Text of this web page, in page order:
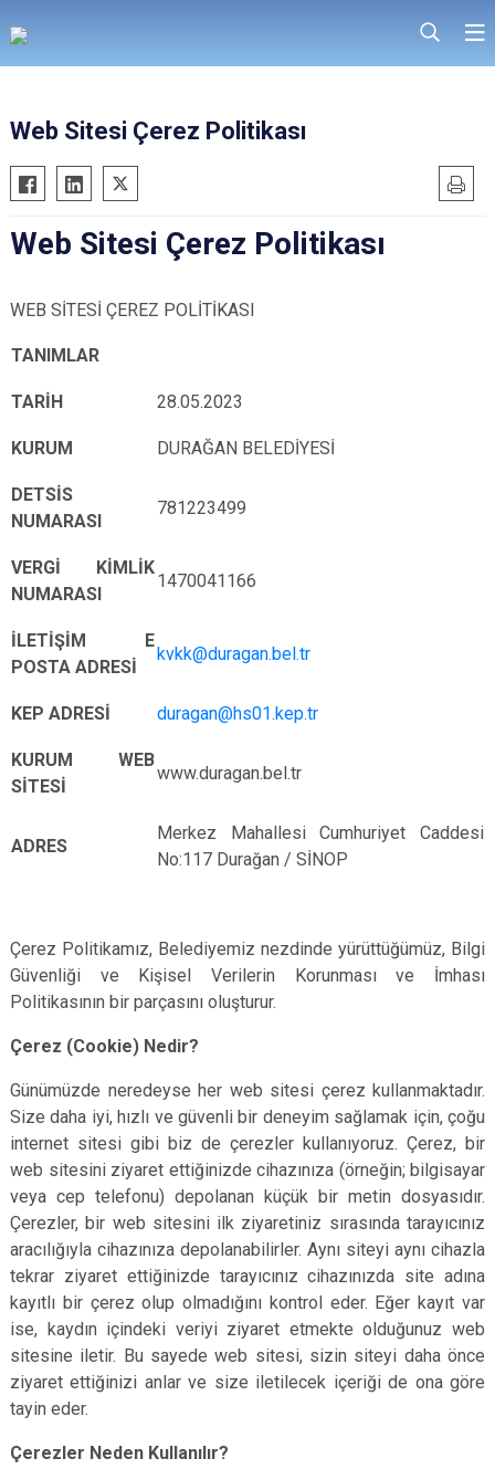
Web Sitesi Çerez Politikası
Web Sitesi Çerez Politikası
WEB SİTESİ ÇEREZ POLİTİKASI
TANIMLAR
TARİH 28.05.2023
KURUM DURAĞAN BELEDİYESİ
DETSİS
NUMARASI
781223499
VERGİ KİMLİK
NUMARASI
1470041166
İLETİŞİM E
POSTA ADRESİ
kvkk@duragan.bel.tr
KEP ADRESİ duragan@hs01.kep.tr
KURUM WEB
SİTESİ
www.duragan.bel.tr
ADRES
Merkez Mahallesi Cumhuriyet Caddesi
No:117 Durağan / SİNOP
Çerez Politikamız, Belediyemiz nezdinde yürüttüğümüz, Bilgi
Güvenliği ve Kişisel Verilerin Korunması ve İmhası
Politikasının bir parçasını oluşturur.
Çerez (Cookie) Nedir?
Günümüzde neredeyse her web sitesi çerez kullanmaktadır.
Size daha iyi, hızlı ve güvenli bir deneyim sağlamak için, çoğu
internet sitesi gibi biz de çerezler kullanıyoruz. Çerez, bir
web sitesini ziyaret ettiğinizde cihazınıza (örneğin; bilgisayar
veya cep telefonu) depolanan küçük bir metin dosyasıdır.
Çerezler, bir web sitesini ilk ziyaretiniz sırasında tarayıcınız
aracılığıyla cihazınıza depolanabilirler. Aynı siteyi aynı cihazla
tekrar ziyaret ettiğinizde tarayıcınız cihazınızda site adına
kayıtlı bir çerez olup olmadığını kontrol eder. Eğer kayıt var
ise, kaydın içindeki veriyi ziyaret etmekte olduğunuz web
sitesine iletir. Bu sayede web sitesi, sizin siteyi daha önce
ziyaret ettiğinizi anlar ve size iletilecek içeriği de ona göre
tayin eder.
Çerezler Neden Kullanılır?